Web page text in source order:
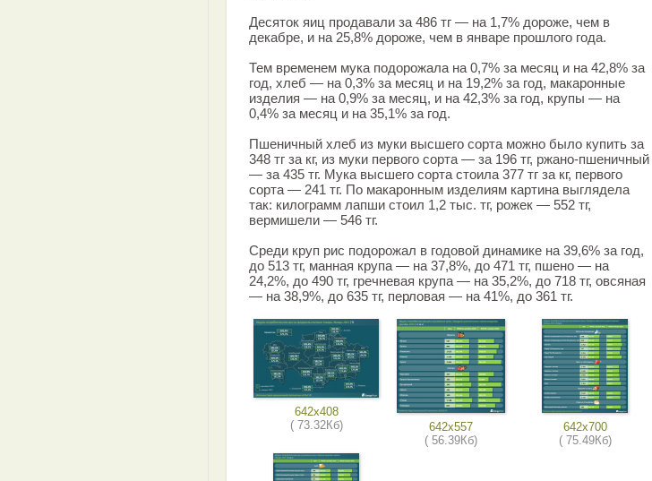
Десяток яиц продавали за 486 тг — на 1,7% дороже, чем в
декабре, и на 25,8% дороже, чем в январе прошлого года.
Тем временем мука подорожала на 0,7% за месяц и на 42,8% за
год, хлеб — на 0,3% за месяц и на 19,2% за год, макаронные
изделия — на 0,9% за месяц, и на 42,3% за год, крупы — на
0,4% за месяц и на 35,1% за год.
Пшеничный хлеб из муки высшего сорта можно было купить за
348 тг за кг, из муки первого сорта — за 196 тг, ржано-пшеничный
— за 435 тг. Мука высшего сорта стоила 377 тг за кг, первого
сорта — 241 тг. По макаронным изделиям картина выглядела
так: килограмм лапши стоил 1,2 тыс. тг, рожек — 552 тг,
вермишели — 546 тг.
Среди круп рис подорожал в годовой динамике на 39,6% за год,
до 513 тг, манная крупа — на 37,8%, до 471 тг, пшено — на
24,2%, до 490 тг, гречневая крупа — на 35,2%, до 718 тг, овсяная
— на 38,9%, до 635 тг, перловая — на 41%, до 361 тг.
642x408
( 73.32Кб)
642x557
( 56.39Кб)
642x700
( 75.49Кб)